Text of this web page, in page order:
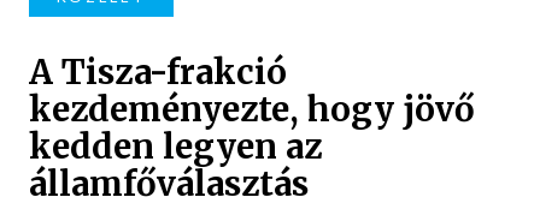
A Tisza-frakció
kezdeményezte, hogy jövő
kedden legyen az
államfőválasztás